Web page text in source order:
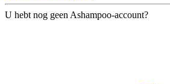
U hebt nog geen Ashampoo-account?